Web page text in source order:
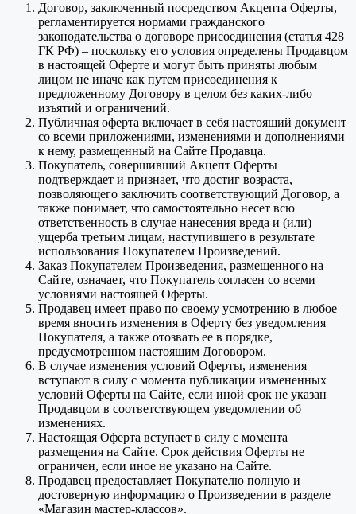
Договор, заключенный посредством Акцепта Оферты,
регламентируется нормами гражданского
законодательства о договоре присоединения (статья 428
ГК РФ) – поскольку его условия определены Продавцом
в настоящей Оферте и могут быть приняты любым
лицом не иначе как путем присоединения к
предложенному Договору в целом без каких-либо
изъятий и ограничений.
Публичная оферта включает в себя настоящий документ
со всеми приложениями, изменениями и дополнениями
к нему, размещенный на Сайте Продавца.
Покупатель, совершивший Акцепт Оферты
подтверждает и признает, что достиг возраста,
позволяющего заключить соответствующий Договор, а
также понимает, что самостоятельно несет всю
ответственность в случае нанесения вреда и (или)
ущерба третьим лицам, наступившего в результате
использования Покупателем Произведений.
Заказ Покупателем Произведения, размещенного на
Сайте, означает, что Покупатель согласен со всеми
условиями настоящей Оферты.
Продавец имеет право по своему усмотрению в любое
время вносить изменения в Оферту без уведомления
Покупателя, а также отозвать ее в порядке,
предусмотренном настоящим Договором.
В случае изменения условий Оферты, изменения
вступают в силу с момента публикации измененных
условий Оферты на Сайте, если иной срок не указан
Продавцом в соответствующем уведомлении об
изменениях.
Настоящая Оферта вступает в силу с момента
размещения на Сайте. Срок действия Оферты не
ограничен, если иное не указано на Сайте.
Продавец предоставляет Покупателю полную и
достоверную информацию о Произведении в разделе
«Магазин мастер-классов».